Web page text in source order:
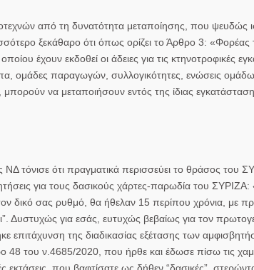
από τη δυνατότητα μεταποίησης, που ψευδώς
ξεκάθαρο ότι όπως ορίζει το Άρθρο 3: «Φορέας
έχουν εκδοθεί οι άδειες για τις κτηνοτροφικές
ομάδες παραγωγών, συλλογικότητες, ενώσεις
μπορούν να μεταποιήσουν εντός της ίδιας
ότι πραγματικά περισσεύει το θράσος του
για τους δασικούς χάρτες-παρωδία του
δικό σας ρυθμό, θα ήθελαν 15 περίπου χρόνια, με
Δυστυχώς για εσάς, ευτυχώς βεβαίως για τον
επιτάχυνση της διαδικασίας εξέτασης των
του ν.4685/2020, που ήρθε και έδωσε πίσω τις
εκτάσεις, που βαφτίσατε ως δήθεν “δασικές”,